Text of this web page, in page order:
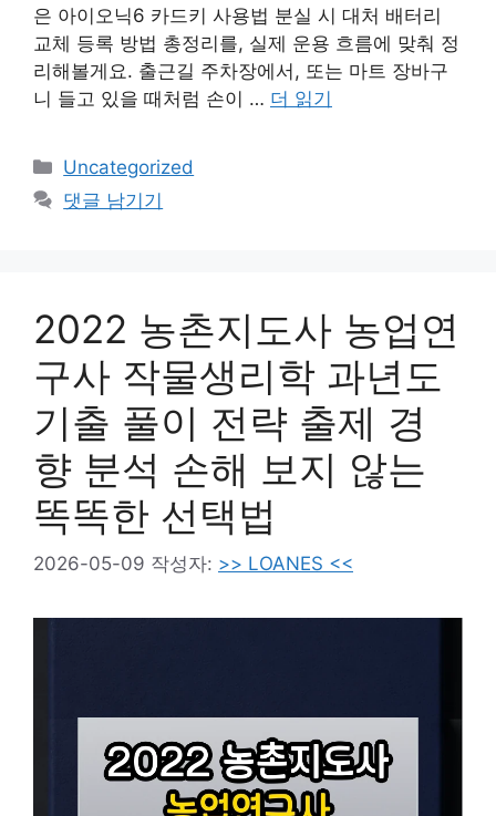
은 아이오닉6 카드키 사용법 분실 시 대처 배터리
교체 등록 방법 총정리를, 실제 운용 흐름에 맞춰 정
리해볼게요. 출근길 주차장에서, 또는 마트 장바구
니 들고 있을 때처럼 손이 … 더 읽기
카
테
고
Uncategorized
댓글 남기기
2022 농촌지도사 농업연
구사 작물생리학 과년도
기출 풀이 전략 출제 경
향 분석 손해 보지 않는
똑똑한 선택법
2026-05-09 작성자: >> LOANES <<